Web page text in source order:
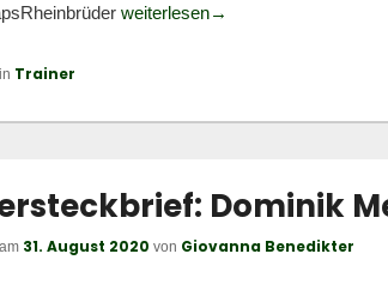
weiterlesenTrainersteckbrief:
→
Trainer
Dominik
31. August 2020 von Giovanna Benedikter